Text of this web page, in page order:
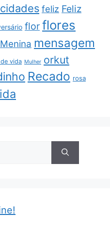
feliz Feliz
flor flores
Menina mensagem
vida Mulher orkut
Recado rosa